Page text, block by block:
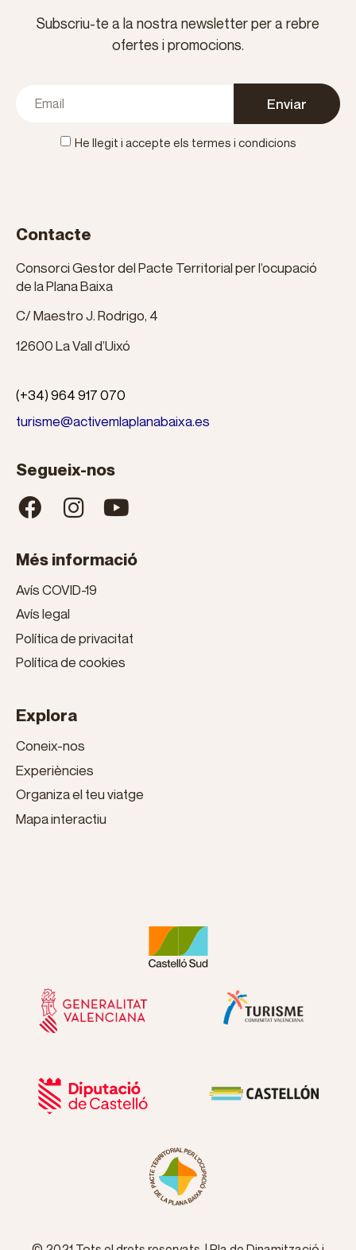
Subscriu-te a la nostra newsletter per a rebre
ofertes i promocions.
He llegit i accepte els termes i condicions
Enviar
Contacte
Consorci Gestor del Pacte Territorial per l’ocupació
de la Plana Baixa
C/ Maestro J. Rodrigo, 4
12600 La Vall d’Uixó
(+34) 964 917 070
turisme@activemlaplanabaixa.es
Segueix-nos
Més informació
Avís COVID-19
Avís legal
Política de privacitat
Política de cookies
Explora
Coneix-nos
Experiències
Organiza el teu viatge
Mapa interactiu